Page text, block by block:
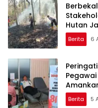
Hutan
Berita 6
Berita 5